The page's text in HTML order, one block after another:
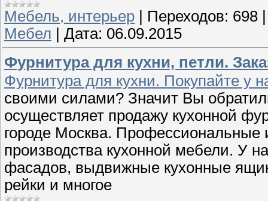
Мебель, интерьер
Переходов: 698
Мебел
Дата: 06.09.2015
Фурнитура для кухни, петли.
Фурнитура для кухни. Покупайте у
своими силами? Значит Вы
осуществляет продажу кухонной
городе Москва. Профессиональные
производства кухонной мебели. У
фасадов, выдвижные кухонные
рейки и многое